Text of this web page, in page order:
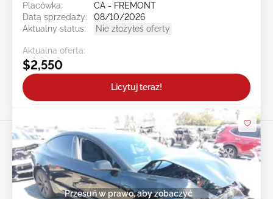
Placówka:
CA - FREMONT
Data sprzedaży:
08/10/2026
Aktualny status:
Nie złożyłeś oferty
Aktualna oferta:
$2,550
Licytuj teraz!
Przesuń w prawo, aby zobaczyć